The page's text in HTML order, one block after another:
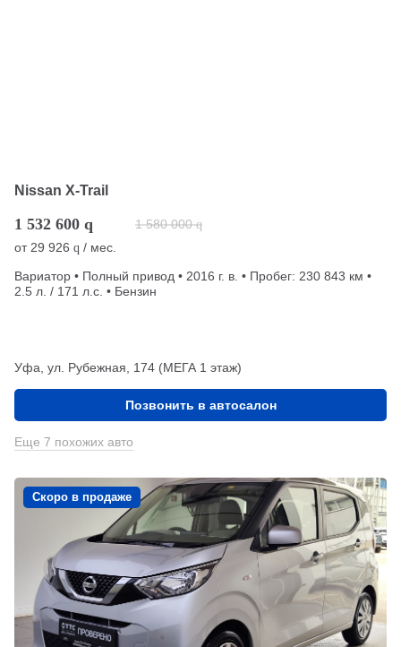
Nissan X-Trail
1 532 600 q 1 580 000 q
от29 926 q / мес.
Вариатор • Полный привод • 2016 г. в. • Пробег: 230 843 км •
2.5 л. / 171 л.с. • Бензин
Уфа, ул. Рубежная, 174 (МЕГА 1 этаж)
Позвонить в автосалон
Еще 7 похожих авто
Скоро в продаже